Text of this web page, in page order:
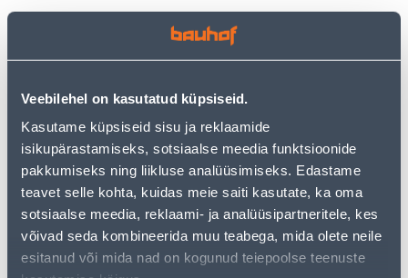
Veebilehel on kasutatud küpsiseid.
Kasutame küpsiseid sisu ja reklaamide
isikupärastamiseks, sotsiaalse meedia funktsioonide
pakkumiseks ning liikluse analüüsimiseks. Edastame
teavet selle kohta, kuidas meie saiti kasutate, ka oma
sotsiaalse meedia, reklaami- ja analüüsipartneritele, kes
võivad seda kombineerida muu teabega, mida olete neile
esitanud või mida nad on kogunud teiepoolse teenuste
RAAM 2-NE SÜV KREEM
ASFORA
1.03 €
PISTIKUPESA 2-NE M-GA
MUST RENOVA
12.47 €